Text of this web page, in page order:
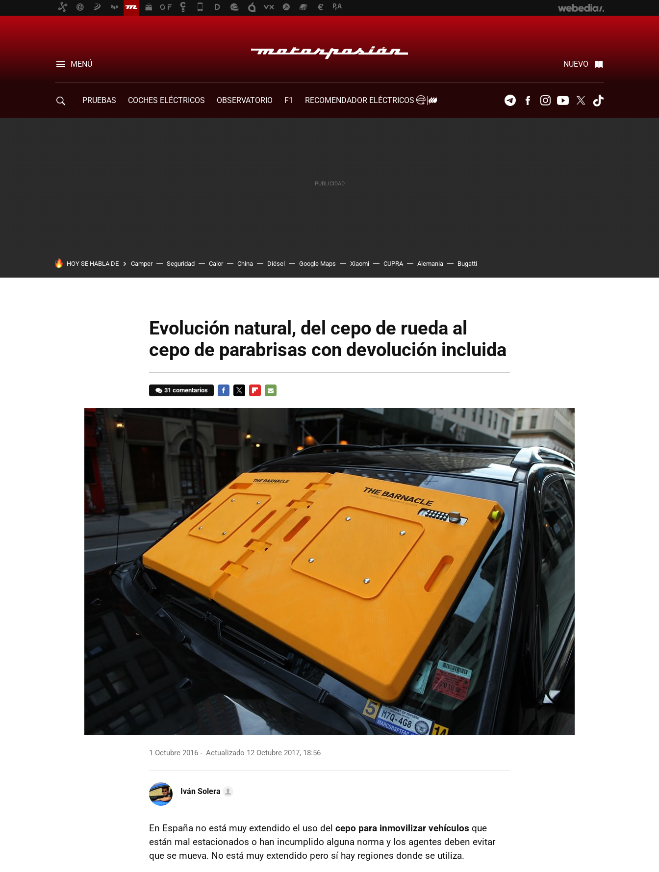
MENÚ NUEVO
PRUEBAS COCHES ELÉCTRICOS OBSERVATORIO F1
RECOMENDADOR ELÉCTRICOS
TelegramFacebookInstagramYoutubeTwitter
HOY SE HABLA DE Camper Seguridad Calor China Diésel Google Maps Xiaomi CUPRA Alemania Bugatti
Evolución natural, del cepo de rueda al
cepo de parabrisas con devolución incluida
31 comentarios
1 Octubre 2016 Actualizado 12 Octubre 2017, 18:56
Iván Solera
En España no está muy extendido el uso del cepo para inmovilizar vehículos que
están mal estacionados o han incumplido alguna norma y los agentes deben evitar
que se mueva. No está muy extendido pero sí hay regiones donde se utiliza.